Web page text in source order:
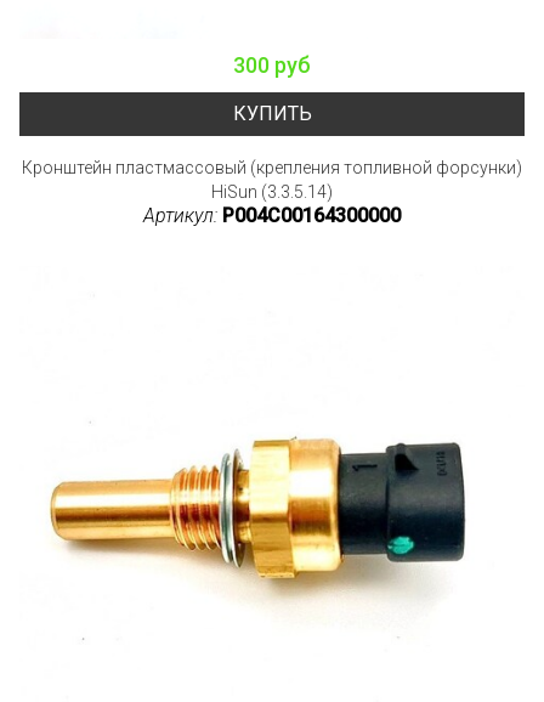
300 руб
КУПИТЬ
Кронштейн пластмассовый (крепления топливной форсунки)
HiSun (3.3.5.14)
Артикул: P004C00164300000